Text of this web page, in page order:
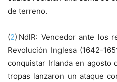
de terreno.
(2) NdlR: Vencedor ante los
Revolución Inglesa (1642-
conquistar Irlanda en agosto
tropas lanzaron un ataque